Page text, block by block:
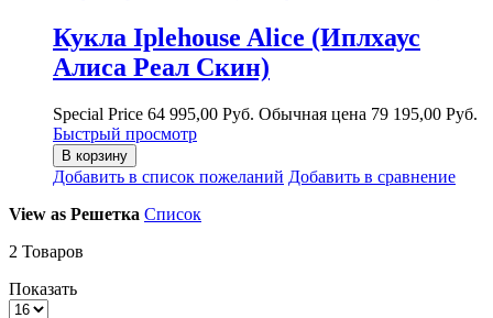
Кукла Iplehouse Alice (Иплхаус
Алиса Реал Скин)
Special Price 64 995,00 Руб. Обычная цена 79 195,00 Руб.
Быстрый просмотр
В корзину
Добавить в список пожеланий Добавить в сравнение
View as Решетка Список
2 Товаров
Показать